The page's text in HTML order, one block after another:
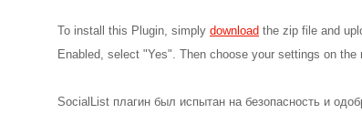
To install this Plugin, simply download the zip file and
Enabled, select "Yes". Then choose your settings on
SocialList плагин был испытан на безопасность и